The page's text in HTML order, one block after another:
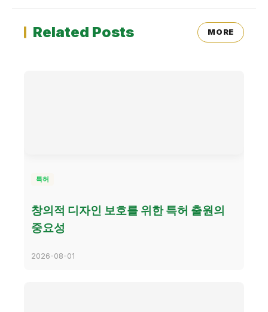
Related Posts MORE
특허
창의적 디자인 보호를 위한 특허 출원의
중요성
2026-08-01